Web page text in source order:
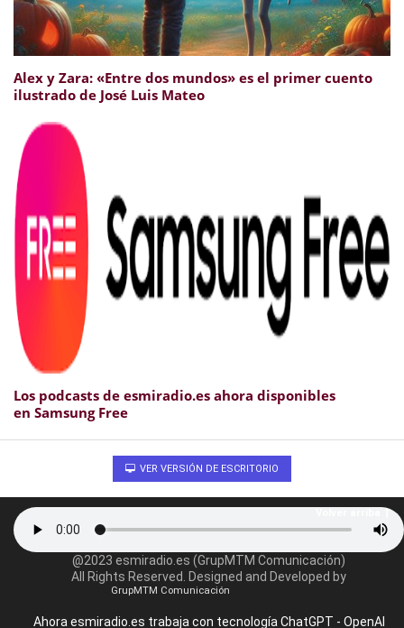
Alex y Zara: «Entre dos mundos» es el primer cuento
ilustrado de José Luis Mateo
Los podcasts de esmiradio.es ahora disponibles
en Samsung Free
VER VERSIÓN DE ESCRITORIO
@2023 esmiradio.es (GrupMTM Comunicación)
All Rights Reserved. Designed and Developed by
GrupMTM Comunicación
Ahora esmiradio.es trabaja con tecnología ChatGPT - OpenAI